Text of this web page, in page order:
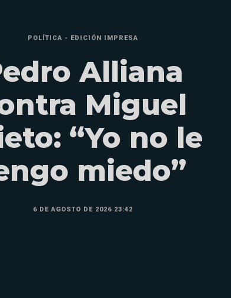
POLÍTICA - EDICIÓN IMPRESA
Alliana
Miguel
“Yo no le
miedo”
6 DE AGOSTO DE 2026 23:42